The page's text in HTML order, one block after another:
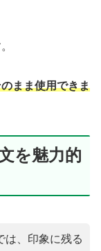
まま使用できま
を魅力的
は、印象に残る